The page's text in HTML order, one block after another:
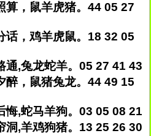
算，鼠羊虎猪。44 05 27
话，鸡羊虎鼠。18 32 05
通,兔龙蛇羊。05 27 41 43
醉，鼠猪兔龙。44 49 15
悔,蛇马羊狗。03 05 08 21
洞,羊鸡狗猪。13 25 26 30